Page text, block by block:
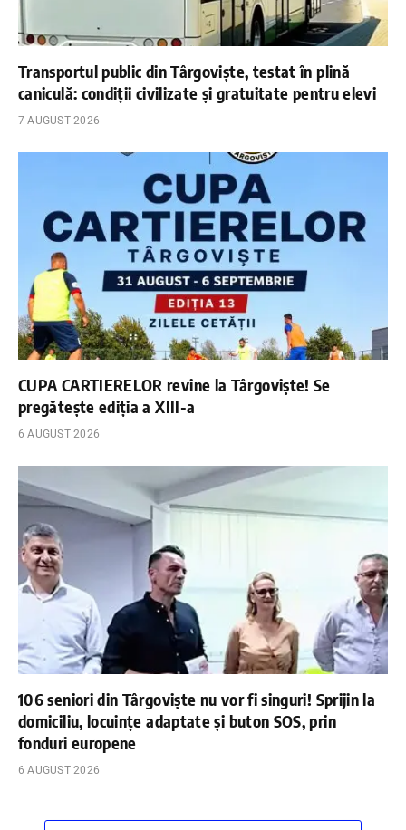
Transportul public din Târgoviște, testat în plină
caniculă: condiții civilizate și gratuitate pentru elevi
7 AUGUST 2026
CUPA CARTIERELOR revine la Târgoviște! Se
pregătește ediția a XIII-a
6 AUGUST 2026
106 seniori din Târgoviște nu vor fi singuri! Sprijin la
domiciliu, locuințe adaptate și buton SOS, prin
fonduri europene
6 AUGUST 2026